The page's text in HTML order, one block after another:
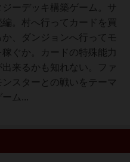
ーデッキ構築ゲーム。サ
。村へ行ってカードを買
、ダンジョンへ行ってモ
ぐか。カードの特殊能力
来るかも知れない。ファ
スターとの戦いをテーマ
ム...